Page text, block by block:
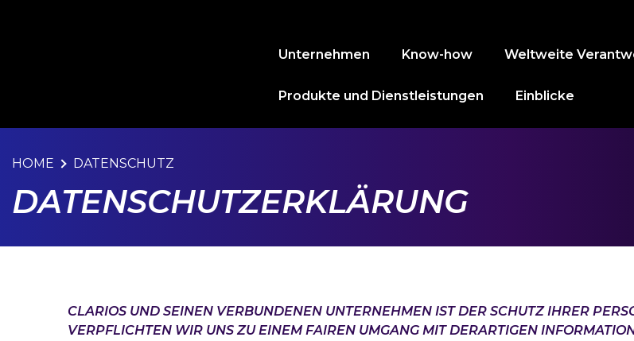
Unternehmen Know-how Weltweite
Produkte und Dienstleistungen Einblicke
HOME DATENSCHUTZ
DATENSCHUTZERKLÄRUNG
CLARIOS UND SEINEN VERBUNDENEN UNTERNEHMEN IST DER SCHUTZ IHRER
VERPFLICHTEN WIR UNS ZU EINEM FAIREN UMGANG MIT DERARTIGEN